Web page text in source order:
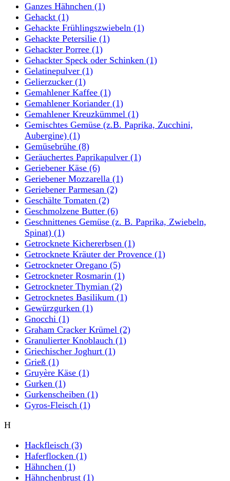
Ganzes Hähnchen (1)
Gehackt (1)
Gehackte Frühlingszwiebeln (1)
Gehackte Petersilie (1)
Gehackter Porree (1)
Gehackter Speck oder Schinken (1)
Gelatinepulver (1)
Gelierzucker (1)
Gemahlener Kaffee (1)
Gemahlener Koriander (1)
Gemahlener Kreuzkümmel (1)
Gemischtes Gemüse (z.B. Paprika, Zucchini,
Aubergine) (1)
Gemüsebrühe (8)
Geräuchertes Paprikapulver (1)
Geriebener Käse (6)
Geriebener Mozzarella (1)
Geriebener Parmesan (2)
Geschälte Tomaten (2)
Geschmolzene Butter (6)
Geschnittenes Gemüse (z. B. Paprika, Zwiebeln,
Spinat) (1)
Getrocknete Kichererbsen (1)
Getrocknete Kräuter der Provence (1)
Getrockneter Oregano (5)
Getrockneter Rosmarin (1)
Getrockneter Thymian (2)
Getrocknetes Basilikum (1)
Gewürzgurken (1)
Gnocchi (1)
Graham Cracker Krümel (2)
Granulierter Knoblauch (1)
Griechischer Joghurt (1)
Grieß (1)
Gruyère Käse (1)
Gurken (1)
Gurkenscheiben (1)
Gyros-Fleisch (1)
H
Hackfleisch (3)
Haferflocken (1)
Hähnchen (1)
Hähnchenbrust (1)